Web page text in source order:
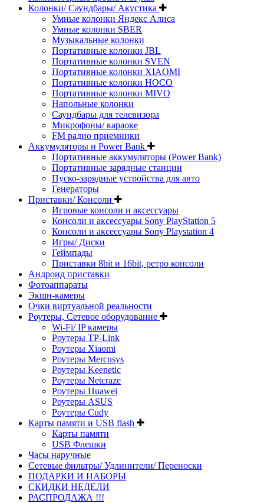
Колонки/ Саундбары/ Акустика
Умные колонки Яндекс Алиса
Умные колонки SBER
Музыкальные колонки
Портативные колонки JBL
Портативные колонки SVEN
Портативные колонки XIAOMI
Портативные колонки HOCO
Портативные колонки MIVO
Напольные колонки
Саундбары для телевизора
Микрофоны/ караоке
FM радио приемники
Аккумуляторы и Power Bank
Портативные аккумуляторы (Power Bank)
Портативные зарядные станции
Пуско-зарядные устройства для авто
Генераторы
Приставки/ Консоли
Игровые консоли и аксессуары
Консоли и аксессуары Sony PlayStation 5
Консоли и аксессуары Sony Playstation 4
Игры/ Диски
Геймпады
Приставки 8bit и 16bit, ретро консоли
Андроид приставки
Фотоаппараты
Экшн-камеры
Очки виртуальной реальности
Роутеры, Сетевое оборудование
Wi-Fi/ IP камеры
Роутеры TP-Link
Роутеры Xiaomi
Роутеры Mercusys
Роутеры Keenetic
Роутеры Netcraze
Роутеры Huawei
Роутеры ASUS
Роутеры Cudy
Карты памяти и USB flash
Карты памяти
USB Флешки
Часы наручные
Сетевые фильтры/ Удлинители/ Переноски
ПОДАРКИ И НАБОРЫ
СКИДКИ НЕДЕЛИ
РАСПРОДАЖА !!!